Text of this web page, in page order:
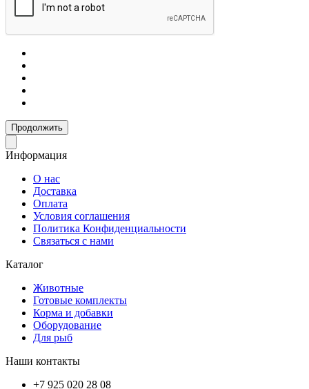
Продолжить
Информация
О нас
Доставка
Оплата
Условия соглашения
Политика Конфиденциальности
Связаться с нами
Каталог
Животные
Готовые комплекты
Корма и добавки
Оборудование
Для рыб
Наши контакты
+7 925 020 28 08